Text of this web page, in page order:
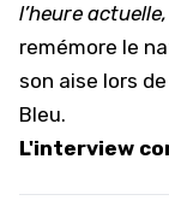
l’heure
remémore le
son aise lors
Bleu.
L'interview